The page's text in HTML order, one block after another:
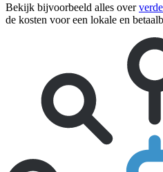
Bekijk bijvoorbeeld alles over
de kosten voor een lokale en